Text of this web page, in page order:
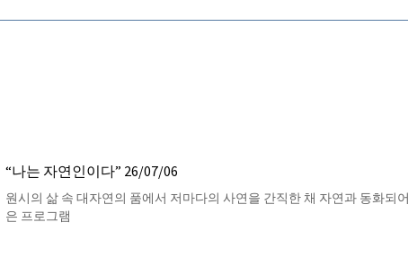
“나는 자연인이다” 26/07/06
원시의 삶 속 대자연의 품에서 저마다의 사연을 간직한 채 자연과 동화되
은 프로그램